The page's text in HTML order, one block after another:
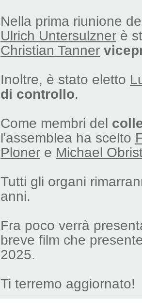
Nella prima riunione
Ulrich Untersulzner è
Christian Tanner
Inoltre, è stato eletto
di controllo.
Come membri del
l'assemblea ha scelto
Ploner e Michael
Tutti gli organi
anni.
Fra poco verrà
breve film che
2025.
Ti terremo aggiornato!